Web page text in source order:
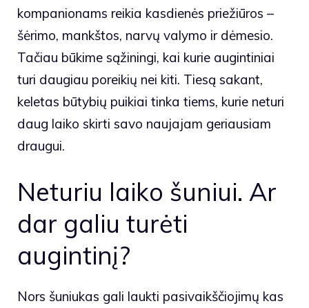
kompanionams reikia kasdienės priežiūros –
šėrimo, mankštos, narvų valymo ir dėmesio.
Tačiau būkime sąžiningi, kai kurie augintiniai
turi daugiau poreikių nei kiti. Tiesą sakant,
keletas būtybių puikiai tinka tiems, kurie neturi
daug laiko skirti savo naujajam geriausiam
draugui.
Neturiu laiko šuniui. Ar
dar galiu turėti
augintinį?
Nors šuniukas gali laukti pasivaikščiojimų kas